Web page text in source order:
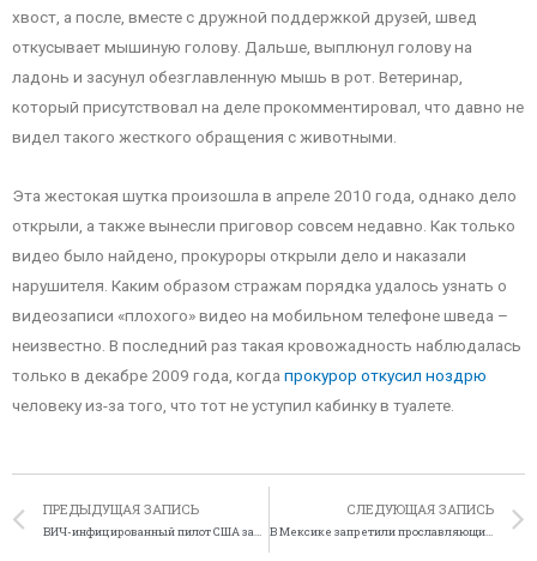
хвост, а после, вместе с дружной поддержкой друзей, швед
откусывает мышиную голову. Дальше, выплюнул голову на
ладонь и засунул обезглавленную мышь в рот. Ветеринар,
который присутствовал на деле прокомментировал, что давно не
видел такого жесткого обращения с животными.
Эта жестокая шутка произошла в апреле 2010 года, однако дело
открыли, а также вынесли приговор совсем недавно. Как только
видео было найдено, прокуроры открыли дело и наказали
нарушителя. Каким образом стражам порядка удалось узнать о
видеозаписи «плохого» видео на мобильном телефоне шведа –
неизвестно. В последний раз такая кровожадность наблюдалась
только в декабре 2009 года, когда прокурор откусил ноздрю
человеку из-за того, что тот не уступил кабинку в туалете.
ПРЕДЫДУЩАЯ ЗАПИСЬ
ВИЧ-инфицированный пилот США занимался сексом с разными женщинами
СЛЕДУЮЩАЯ ЗАПИСЬ
В Мексике запретили прославляющие наркобаронов песни